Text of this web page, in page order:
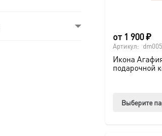
от 1 900₽
Артикул:
Икона
подарочной
Выберите